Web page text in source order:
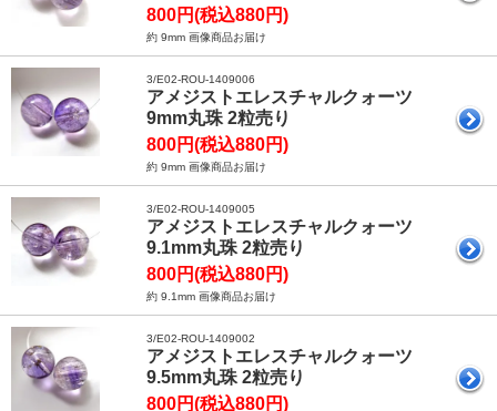
800円(税込880円)
約 9mm 画像商品お届け
3/E02-ROU-1409006
アメジストエレスチャルクォーツ
9mm丸珠 2粒売り
800円(税込880円)
約 9mm 画像商品お届け
3/E02-ROU-1409005
アメジストエレスチャルクォーツ
9.1mm丸珠 2粒売り
800円(税込880円)
約 9.1mm 画像商品お届け
3/E02-ROU-1409002
アメジストエレスチャルクォーツ
9.5mm丸珠 2粒売り
800円(税込880円)